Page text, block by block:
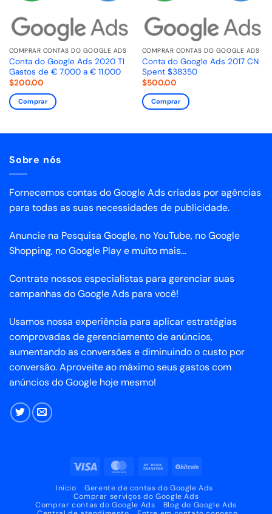
COMPRAR CONTAS DO GOOGLE ADS
Conta do Google Ads 2020 TI
Gastos de € 7.000 a € 11.000
$200.00
Comprar
COMPRAR CONTAS DO GOOGLE ADS
Conta do Google Ads 2017 CN
Spent $38350
$500.00
Comprar
Sobre nós
Fornecemos contas do Google Ads criadas por agências
para todas as suas necessidades de publicidade.
Anuncie na Pesquisa Google, no YouTube, no Google
Shopping, no Google Play e muito mais...
Contrate nossos especialistas para gerenciar suas
campanhas do Google Ads para você!
Usamos nossa experiência para aplicar estratégias
comprovadas de gerenciamento de anúncios,
aumentando as conversões e diminuindo o custo por
conversão. Aproveite ao máximo seus gastos com
anúncios do Google hoje mesmo!
Visto MasterCardTransferência
Início
Gerente de contas do Google Ads
Comprar serviços do Google Ads
Comprar contas do Google Ads
Blog do Google Ads